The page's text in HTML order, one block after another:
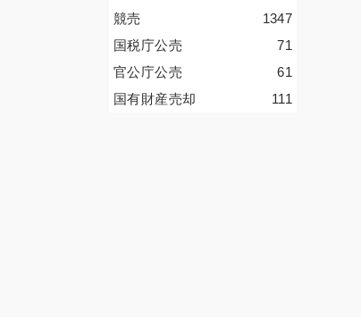
1347
競売
71
国税庁公売
61
官公庁公売
111
国有財産売却